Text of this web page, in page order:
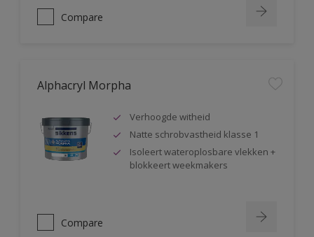
Compare
Alphacryl Morpha
Verhoogde witheid
Natte schrobvastheid klasse 1
Isoleert wateroplosbare vlekken +
blokkeert weekmakers
Compare